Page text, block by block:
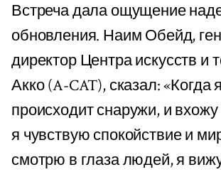
Встреча дала ощущение
обновления. Наим Обейд,
директор Центра искусств и
Акко (A-CAT), сказал: «Когда
происходит снаружи, и
я чувствую спокойствие и
смотрю в глаза людей, я